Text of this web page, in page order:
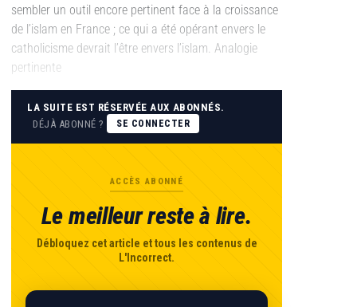
sembler un outil encore pertinent face à la croissance
de l’islam en France ; ce qui a été opérant envers le
catholicisme devrait l’être envers l’islam. Analogie
pertinente
LA SUITE EST RÉSERVÉE AUX ABONNÉS.
DÉJÀ ABONNÉ ?
SE CONNECTER
ACCÈS ABONNÉ
Le meilleur reste à lire.
Débloquez cet article et tous les contenus de
L'Incorrect.